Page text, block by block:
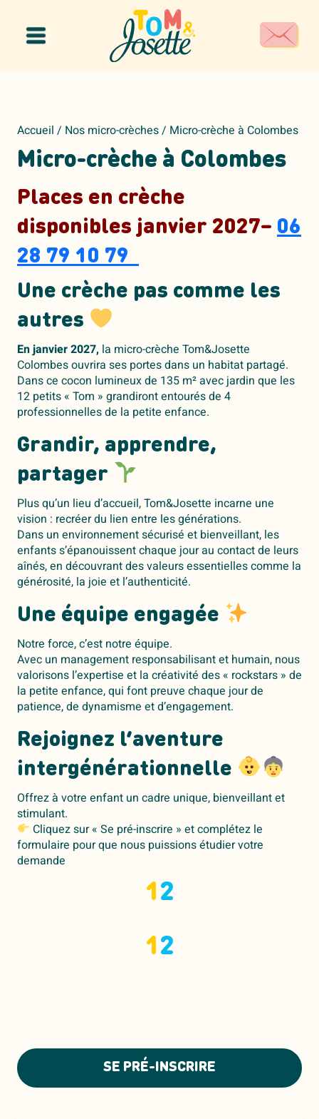
Accueil / Nos micro-crèches/ Micro-crèche à Colombes
Micro-crèche à Colombes
Places en crèche
disponibles janvier 2027– 06
28 79 10 79
Une crèche pas comme les
autres
En janvier 2027, la micro-crèche Tom&Josette
Colombes ouvrira ses portes dans un habitat partagé.
Dans ce cocon lumineux de 135 m² avec jardin que les
12 petits « Tom » grandiront entourés de 4
professionnelles de la petite enfance.
Grandir, apprendre,
partager
Plus qu’un lieu d’accueil, Tom&Josette incarne une
vision : recréer du lien entre les générations.
Dans un environnement sécurisé et bienveillant, les
enfants s’épanouissent chaque jour au contact de leurs
aînés, en découvrant des valeurs essentielles comme la
générosité, la joie et l’authenticité.
Une équipe engagée
Notre force, c’est notre équipe.
Avec un management responsabilisant et humain, nous
valorisons l’expertise et la créativité des « rockstars » de
la petite enfance, qui font preuve chaque jour de
patience, de dynamisme et d’engagement.
Rejoignez l’aventure
intergénérationnelle
Offrez à votre enfant un cadre unique, bienveillant et
stimulant.
Cliquez sur « Se pré-inscrire » et complétez le
formulaire pour que nous puissions étudier votre
demande
12
12
SE PRÉ-INSCRIRE
Panneau de gestion des cookies